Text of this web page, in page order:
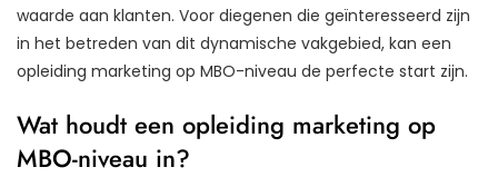
waarde aan klanten. Voor diegenen die geïnteresseerd zijn
in het betreden van dit dynamische vakgebied, kan een
opleiding marketing op MBO-niveau de perfecte start zijn.
Wat houdt een opleiding marketing op
MBO-niveau in?